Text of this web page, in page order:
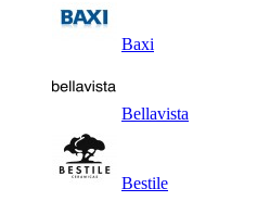
Baxi
Bellavista
Bestile